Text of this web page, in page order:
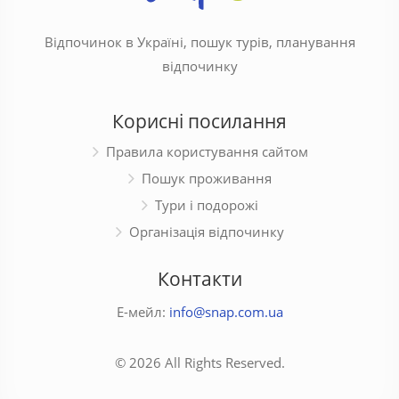
Відпочинок в Україні, пошук турів, планування
відпочинку
Корисні посилання
Правила користування сайтом
Пошук проживання
Тури і подорожі
Організація відпочинку
Контакти
Е-мейл: info@snap.com.ua
© 2026 All Rights Reserved.